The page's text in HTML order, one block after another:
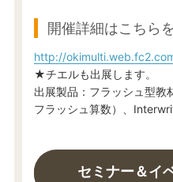
開催詳細はこちら
http://
★チエルも出展します。
出展製品：フラッシュ型教
フラッシュ算数）、
セミナー＆イ